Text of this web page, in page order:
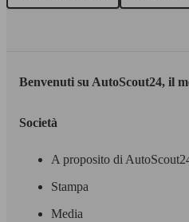
Benvenuti su AutoScout24, il
Società
A proposito di
Stampa
Media